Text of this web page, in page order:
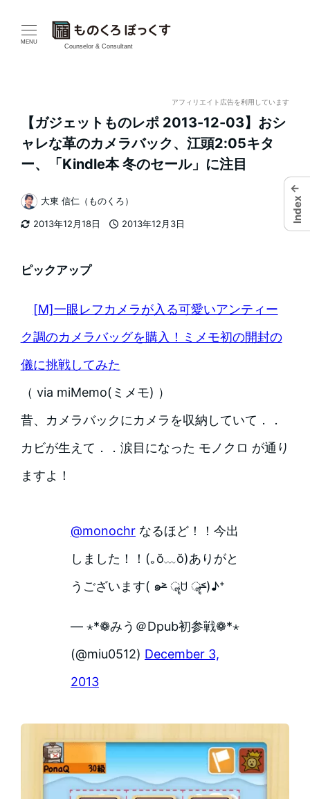
MENU
Counselor & Consultant
アフィリエイト広告を利用しています
【ガジェットものレポ 2013-12-03】おシ
ャレな革のカメラバック、江頭2:05キタ
ー、「Kindle本 冬のセール」に注目
2013年12月18日
2013年12月3日
著
者
大東 信仁（ものくろ）
ピックアップ
[M]一眼レフカメラが入る可愛いアンティー
ク調のカメラバッグを購入！ミメモ初の開封の
儀に挑戦してみた
（ via miMemo(ミメモ) ）
昔、カメラバックにカメラを収納していて．．
カビが生えて．．涙目になった モノクロ が通り
ますよ！
@monochrなるほど！！今出
しました！！(｡ŏ﹏ŏ)ありがと
うございます( ๑˃̶ ॣꇴ ॣ˂̶)♪⁺
— ⋆*❁みう＠Dpub初参戦❁*⋆
(@miu0512) December 3,
2013
←
Index